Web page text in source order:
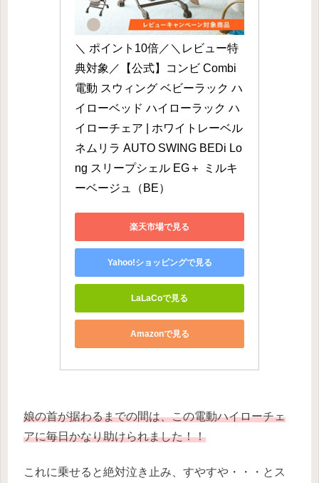
＼ ポイント10倍／＼レビュー特
典対象／【公式】コンビ Combi
電動 スウィング ベビーラック ハ
イローベッド ハイローラック ハ
イローチェア | ホワイトレーベル
ネムリラ AUTO SWING BEDi Lo
ng スリープシェル EG＋ ミルキ
ーベージュ（BE）
楽天市場で見る
Yahoo!ショッピングで見る
LaLaCoで見る
Amazonで見る
娘の首が据わるまでの間は、この電動ハイローチェ
アに毎日かなり助けられました！！
これに乗せると絶対泣き止み、すやすや・・・とス